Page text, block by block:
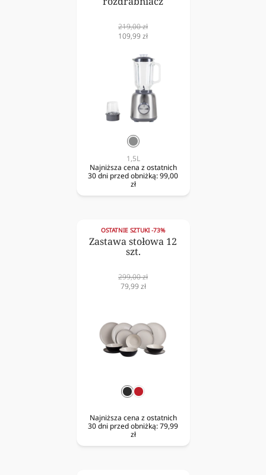
Cena
normalna
219,00 zł
Cena
109,99 zł
srebrny
1,5L
Najniższa cena z ostatnich
30 dni przed obniżką:99,00
zł
OSTATNIE SZTUKI -73%
Zastawa stołowa 12
szt.
Cena
normalna
299,00 zł
Cena
79,99 zł
czarnyczerwony
Najniższa cena z ostatnich
30 dni przed obniżką:79,99
zł